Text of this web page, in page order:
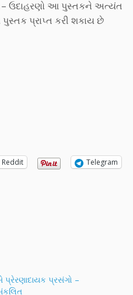
– ઉદાહરણો આ પુસ્તકને અત્યંત
પ્રાપ્ત કરી શકાય છે
Reddit
Telegram
પ્રેરણાદાયક પ્રસંગો –